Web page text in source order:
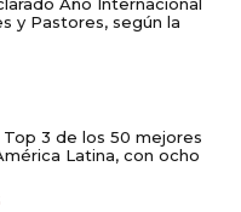
Año Internacional
y Pastores, según la
3 de los 50 mejores
Latina, con ocho